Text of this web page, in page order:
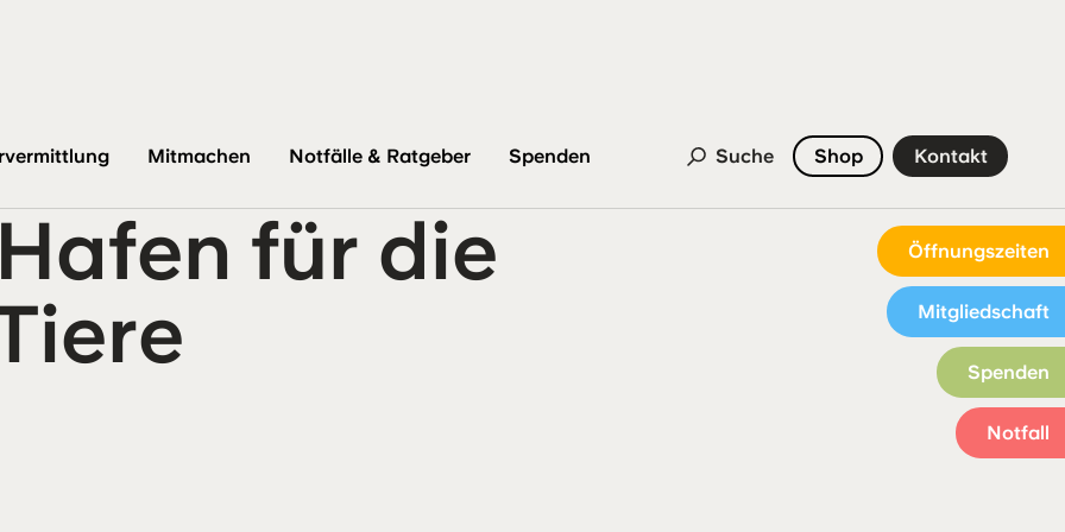
Öffnungszeiten
Mitgliedschaft
Spenden
Notfall
Mitmachen Notfälle & Ratgeber Spenden Suche Shop Kontakt
für die Gnadenhof-Tiere
für die